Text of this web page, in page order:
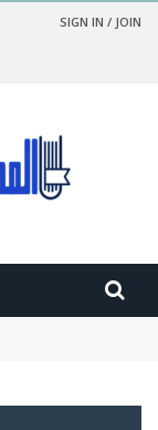
SIGN IN / JOIN